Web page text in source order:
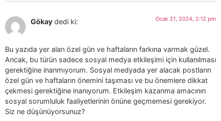
Gökay dedi ki: Ocak 21, 2024, 2:12 pm
Bu yazıda yer alan özel gün ve haftaların farkına varmak güzel.
Ancak, bu türün sadece sosyal medya etkileşimi için kullanılması
gerektiğine inanmıyorum. Sosyal medyada yer alacak postların
özel gün ve haftaların önemini taşıması ve bu önemlere dikkat
çekmesi gerektiğine inanıyorum. Etkileşim kazanma amacının
sosyal sorumluluk faaliyetlerinin önüne geçmemesi gerekiyor.
Siz ne düşünüyorsunuz?